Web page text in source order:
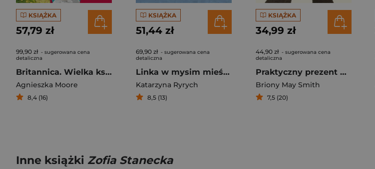
KSIĄŻKA
57,79 zł
99,90 zł - sugerowana cena
detaliczna
Britannica. Wielka księga pytań dlaczego
Agnieszka Moore
8,4 (16)
KSIĄŻKA
51,44 zł
69,90 zł - sugerowana cena
detaliczna
Linka w mysim mieście
Katarzyna Ryrych
8,5 (13)
KSIĄŻKA
34,99 zł
44,90 zł - sugerowana cena
detaliczna
Praktyczny prezent dla Bożeny Bażant
Briony May Smith
7,5 (20)
Inne książki Zofia Stanecka